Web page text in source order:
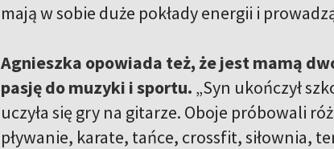
mają w sobie duże pokłady energii i
Agnieszka opowiada też, że jest mamą
pasję do muzyki i sportu. „Syn ukończył
uczyła się gry na gitarze. Oboje próbowali
pływanie, karate, tańce, crossfit, siłownia,